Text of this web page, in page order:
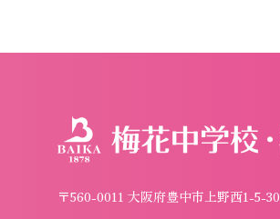
〒560-0011 大阪府豊中市上野西1-5-30